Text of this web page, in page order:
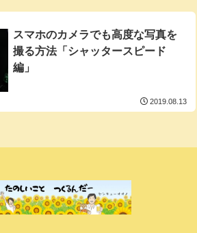
スマホのカメラでも高度な写真を
撮る方法「シャッタースピード
編」
2019.08.13